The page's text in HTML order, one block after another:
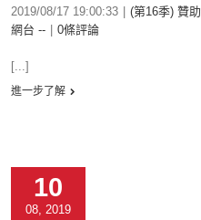
2019/08/17 19:00:33 (第16季) 贊
網台 --
0條評論
[...]
進一步了解
10
08, 2019